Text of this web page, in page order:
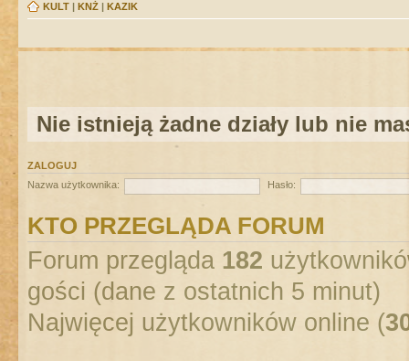
KULT | KNŻ | KAZIK
Nie istnieją żadne działy lub nie
ZALOGUJ
Nazwa użytkownika:
Hasło:
KTO PRZEGLĄDA FORUM
Forum przegląda 182
gości (dane z ostatnich 5 minut)
Najwięcej użytkowników online (